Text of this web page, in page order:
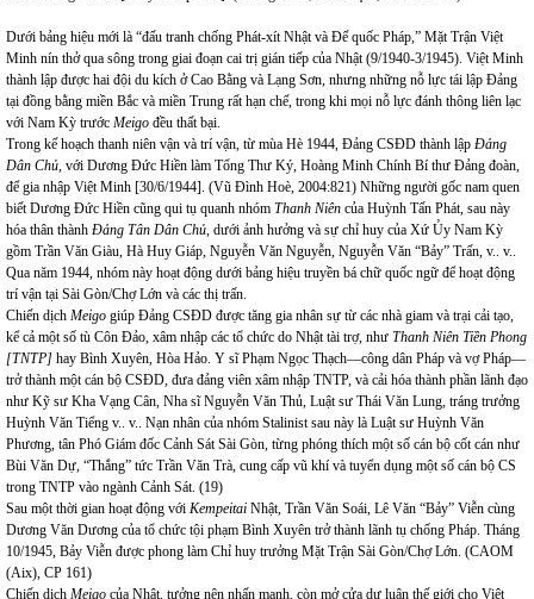
Dưới bảng hiệu mới là “đấu tranh chống Phát-xít Nhật và Đế quốc Pháp,” Mặt Trận Việt
Minh nín thở qua sông trong giai đoạn cai trị gián tiếp của Nhật (9/1940-3/1945). Việt Minh
thành lập được hai đội du kích ở Cao Bằng và Lạng Sơn, nhưng những nỗ lực tái lập Đảng
tại đồng bằng miền Bắc và miền Trung rất hạn chế, trong khi mọi nỗ lực đánh thông liên lạc
với Nam Kỳ trước Meigo đều thất bại.
Trong kế hoạch thanh niên vận và trí vận, từ mùa Hè 1944, Đảng CSĐD thành lập Đảng
Dân Chủ, với Dương Đức Hiền làm Tổng Thư Ký, Hoàng Minh Chính Bí thư Đảng đoàn,
để gia nhập Việt Minh [30/6/1944]. (Vũ Đình Hoè, 2004:821) Những người gốc nam quen
biết Dương Đức Hiền cũng qui tụ quanh nhóm Thanh Niên của Huỳnh Tấn Phát, sau này
hóa thân thành Đảng Tân Dân Chủ, dưới ảnh hưởng và sự chỉ huy của Xứ Ủy Nam Kỳ
gồm Trần Văn Giàu, Hà Huy Giáp, Nguyễn Văn Nguyễn, Nguyễn Văn “Bảy” Trấn, v.. v..
Qua năm 1944, nhóm này hoạt động dưới bảng hiệu truyền bá chữ quốc ngữ để hoạt động
trí vận tại Sài Gòn/Chợ Lớn và các thị trấn.
Chiến dịch Meigo giúp Đảng CSĐD được tăng gia nhân sự từ các nhà giam và trại cải tạo,
kể cả một số tù Côn Đảo, xâm nhập các tổ chức do Nhật tài trợ, như Thanh Niên Tiền Phong
[TNTP] hay Bình Xuyên, Hòa Hảo. Y sĩ Phạm Ngọc Thạch—công dân Pháp và vợ Pháp—
trở thành một cán bộ CSĐD, đưa đảng viên xâm nhập TNTP, và cải hóa thành phần lãnh đạo
như Kỹ sư Kha Vạng Cân, Nha sĩ Nguyễn Văn Thủ, Luật sư Thái Văn Lung, tráng trưởng
Huỳnh Văn Tiểng v.. v.. Nạn nhân của nhóm Stalinist sau này là Luật sư Huỳnh Văn
Phương, tân Phó Giám đốc Cảnh Sát Sài Gòn, từng phóng thích một số cán bộ cốt cán như
Bùi Văn Dự, “Thắng” tức Trần Văn Trà, cung cấp vũ khí và tuyển dụng một số cán bộ CS
trong TNTP vào ngành Cảnh Sát. (19)
Sau một thời gian hoạt động với Kempeitai Nhật, Trần Văn Soái, Lê Văn “Bảy” Viễn cùng
Dương Văn Dương của tổ chức tội phạm Bình Xuyên trở thành lãnh tụ chống Pháp. Tháng
10/1945, Bảy Viễn được phong làm Chỉ huy trưởng Mặt Trận Sài Gòn/Chợ Lớn. (CAOM
(Aix), CP 161)
Chiến dịch Meigo của Nhật, tưởng nên nhấn mạnh, còn mở cửa dư luận thế giới cho Việt